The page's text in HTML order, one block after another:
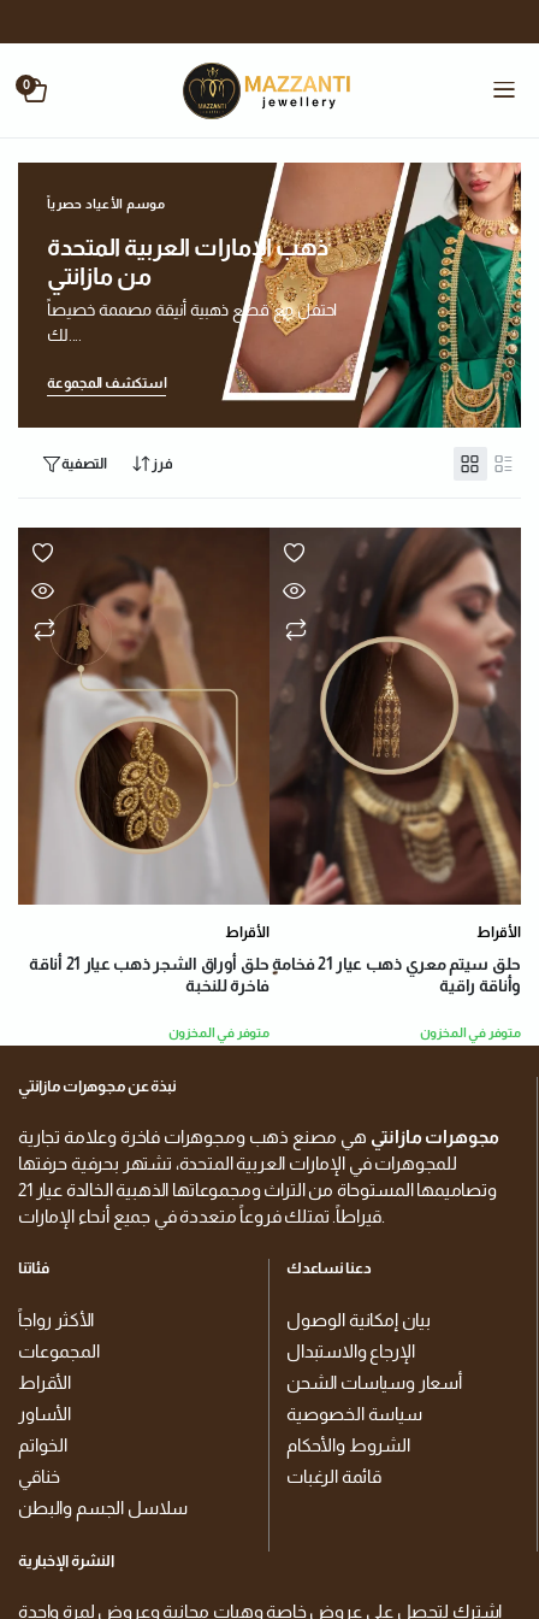
0
موسم الأعياد حصرياً
ذهب الإمارات العربية المتحدة
من مازانتي
احتفل مع قطع ذهبية أنيقة مصممة خصيصاً
استكشف المجموعة
التصفية فرز
الأقراط
حلق أوراق الشجر ذهب عيار 21 أناقة
فاخرة للنخبة
متوفر في المخزون
الأقراط
حلق سيتم معري ذهب عيار 21 فخامة
وأناقة راقية
متوفر في المخزون
نبذة عن مجوهرات مازانتي
مجوهرات مازانتي هي مصنع ذهب ومجوهرات فاخرة وعلامة تجارية
للمجوهرات في الإمارات العربية المتحدة، تشتهر بحرفية حرفتها
وتصاميمها المستوحاة من التراث ومجموعاتها الذهبية الخالدة عيار 21
فئاتنا
الأكثر رواجاً
المجموعات
الأقراط
الأساور
الخواتم
خناقي
سلاسل الجسم والبطن
دعنا نساعدك
بيان إمكانية الوصول
الإرجاع والاستبدال
أسعار وسياسات الشحن
سياسة الخصوصية
الشروط والأحكام
قائمة الرغبات
النشرة الإخبارية
اشترك لتحصل على عروض خاصة وهبات مجانية وعروض لمرة واحدة